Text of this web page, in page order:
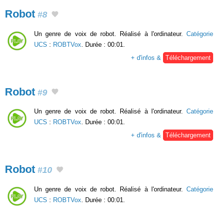
Robot #8
Un genre de voix de robot. Réalisé à l'ordinateur. Catégorie
UCS : ROBTVox . Durée : 00:01.
+ d'infos &
Téléchargement
Robot #9
Un genre de voix de robot. Réalisé à l'ordinateur. Catégorie
UCS : ROBTVox. Durée : 00:01.
+ d'infos & Téléchargement
Robot #10
Un genre de voix de robot. Réalisé à l'ordinateur. Catégorie
UCS : ROBTVox . Durée : 00:01.